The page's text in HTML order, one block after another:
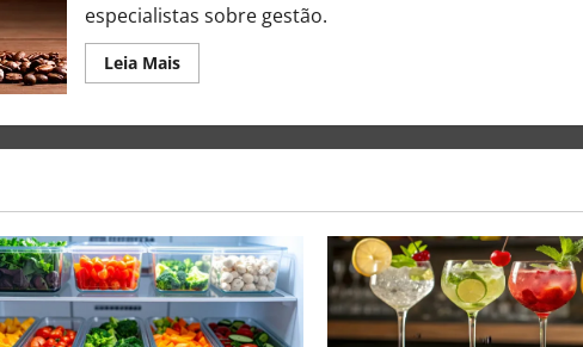
especialistas sobre gestão.
Leia Mais